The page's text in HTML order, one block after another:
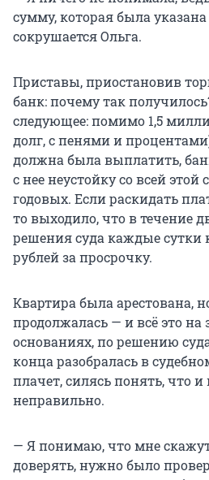
сумму, которая была
сокрушается Ольга.
Приставы, приостановив
банк: почему так
следующее: помимо 1,5
долг, с пенями и
должна была выплатить,
с нее неустойку со всей этой
годовых. Если раскидать
то выходило, что в течение
решения суда каждые сутки
рублей за просрочку.
Квартира была арестована,
продолжалась — и всё это на
основаниях, по решению
конца разобралась в
плачет, силясь понять, что и
неправильно.
— Я понимаю, что мне
доверять, нужно было